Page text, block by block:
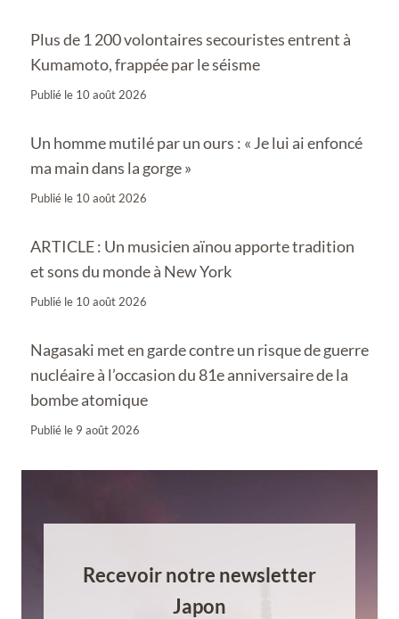
Plus de 1 200 volontaires secouristes entrent à
Kumamoto, frappée par le séisme
Publié le 10 août 2026
Un homme mutilé par un ours : « Je lui ai enfoncé
ma main dans la gorge »
Publié le 10 août 2026
ARTICLE : Un musicien aïnou apporte tradition
et sons du monde à New York
Publié le 10 août 2026
Nagasaki met en garde contre un risque de guerre
nucléaire à l’occasion du 81e anniversaire de la
bombe atomique
Publié le 9 août 2026
Recevoir notre newsletter
Japon